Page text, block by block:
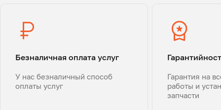
Безналичная оплата услуг
У нас безналичный способ
оплаты услуг
Гарантия на
работы и
запчасти